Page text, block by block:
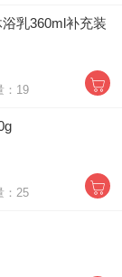
乳360ml补充装
：19
：25